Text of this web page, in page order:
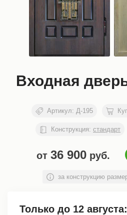
Входная
Артикул: Д-195
Конструкция: стандарт
от 36 900руб.
за конструкцию
Только до 12 августа